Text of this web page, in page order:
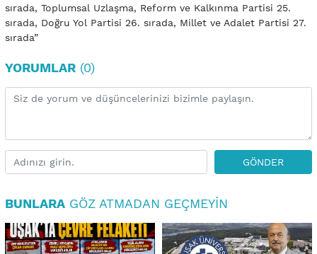
sırada, Toplumsal Uzlaşma, Reform ve Kalkınma Partisi 25.
sırada, Doğru Yol Partisi 26. sırada, Millet ve Adalet Partisi 27.
sırada”
YORUMLAR (0)
GÖNDER
BUNLARA GÖZ ATMADAN GEÇMEYIN